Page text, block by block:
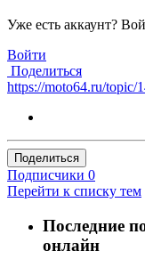
Уже есть аккаунт?
Войти
Поделиться
https://moto64.ru/topic/
Поделиться
Подписчики 0
Перейти к списку тем
Последние
онлайн